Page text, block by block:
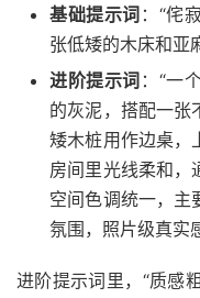
基础提示词 ：“侘
张低矮的木床和亚
进阶提示词 ：“一
的灰泥，搭配一张
矮木桩用作边桌，
房间里光线柔和，
空间色调统一，主
氛围，照片级真实
进阶提示词里，“质感